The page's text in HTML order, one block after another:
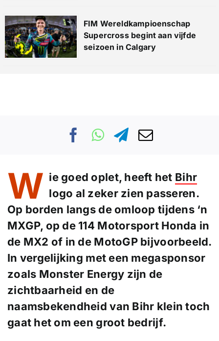
FIM Wereldkampioenschap
Supercross begint aan vijfde
seizoen in Calgary
W ie goed oplet, heeft het Bihr
logo al zeker zien passeren.
Op borden langs de omloop tijdens ‘n
MXGP, op de 114 Motorsport Honda in
de MX2 of in de MotoGP bijvoorbeeld.
In vergelijking met een megasponsor
zoals Monster Energy zijn de
zichtbaarheid en de
naamsbekendheid van Bihr klein toch
gaat het om een groot bedrijf.